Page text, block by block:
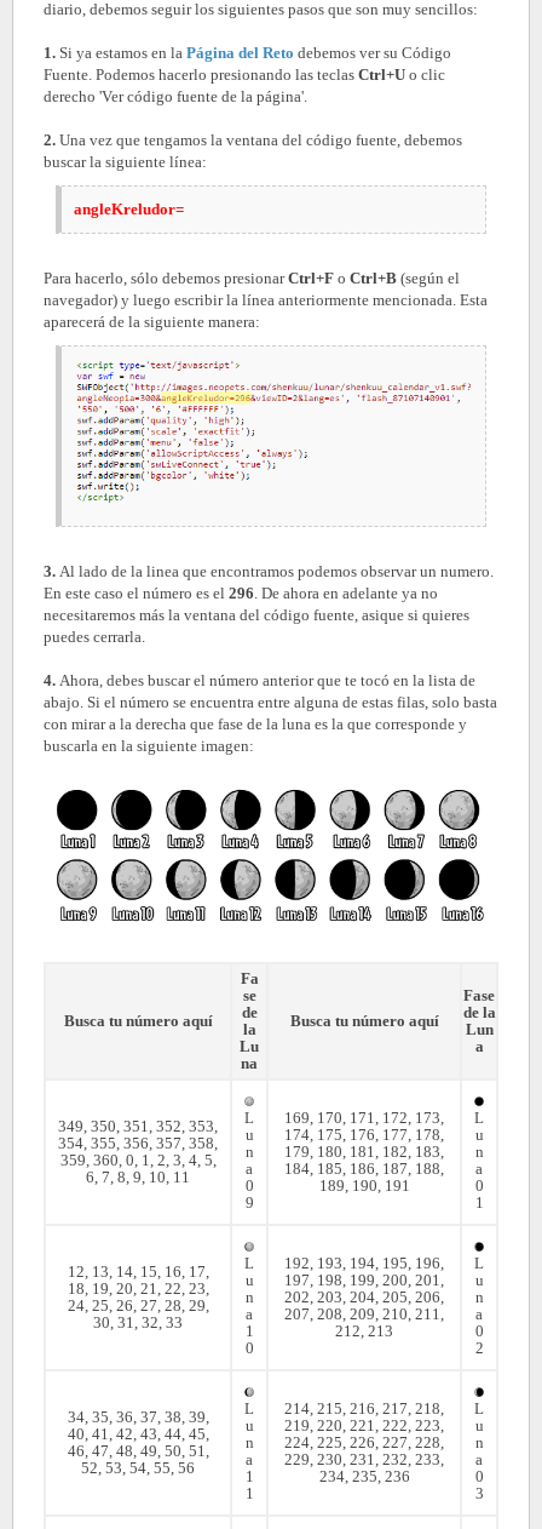
diario, debemos seguir los siguientes pasos que son muy sencillos:
1. Si ya estamos en la Página del Reto debemos ver su Código
Fuente. Podemos hacerlo presionando las teclas Ctrl+U o clic
derecho 'Ver código fuente de la página'.
2. Una vez que tengamos la ventana del código fuente, debemos
buscar la siguiente línea:
angleKreludor=
Para hacerlo, sólo debemos presionarCtrl+F o Ctrl+B (según el
navegador) y luego escribir la línea anteriormente mencionada. Esta
aparecerá de la siguiente manera:
3. Al lado de la linea que encontramos podemos observar un numero.
En este caso el número es el 296. De ahora en adelante ya no
necesitaremos más la ventana del código fuente, asique si quieres
puedes cerrarla.
4. Ahora, debes buscar el número anterior que te tocó en la lista de
abajo. Si el número se encuentra entre alguna de estas filas, solo basta
con mirar a la derecha que fase de la luna es la que corresponde y
buscarla en la siguiente imagen:
Busca tu número aquí
Fa
se
de
la
Lu
na
Busca tu número aquí
Fase
de la
Lun
a
349, 350, 351, 352, 353,
354, 355, 356, 357, 358,
359, 360, 0, 1, 2, 3, 4, 5,
6, 7, 8, 9, 10, 11
L
u
n
a
0
9
169, 170, 171, 172, 173,
174, 175, 176, 177, 178,
179, 180, 181, 182, 183,
184, 185, 186, 187, 188,
189, 190, 191
L
u
n
a
0
1
12, 13, 14, 15, 16, 17,
18, 19, 20, 21, 22, 23,
24, 25, 26, 27, 28, 29,
30, 31, 32, 33
L
u
n
a
1
0
192, 193, 194, 195, 196,
197, 198, 199, 200, 201,
202, 203, 204, 205, 206,
207, 208, 209, 210, 211,
212, 213
L
u
n
a
0
2
34, 35, 36, 37, 38, 39,
40, 41, 42, 43, 44, 45,
46, 47, 48, 49, 50, 51,
52, 53, 54, 55, 56
L
u
n
a
1
1
214, 215, 216, 217, 218,
219, 220, 221, 222, 223,
224, 225, 226, 227, 228,
229, 230, 231, 232, 233,
234, 235, 236
L
u
n
a
0
3